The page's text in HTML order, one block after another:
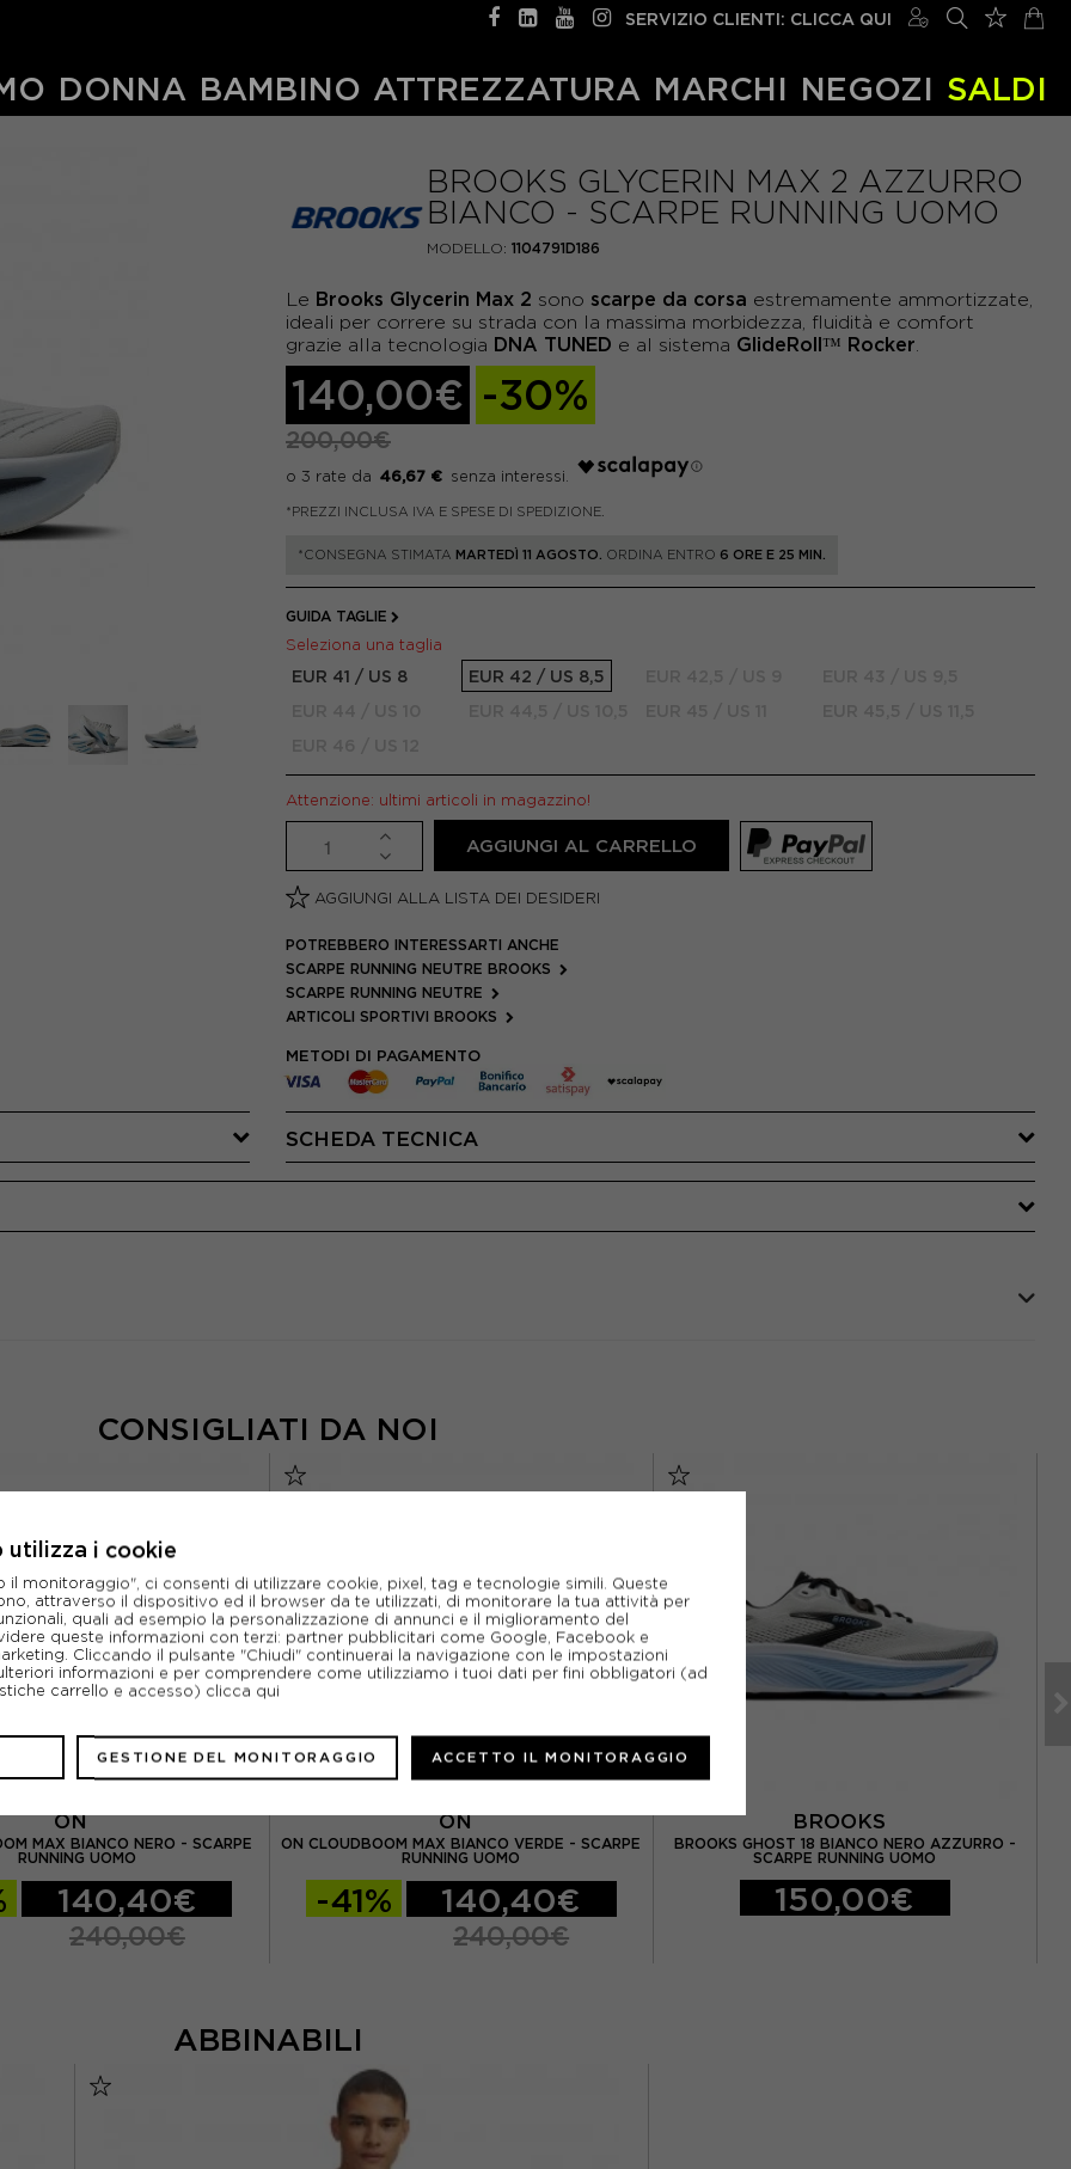
SERVIZIO CLIENTI: CLICCA QUI
DONNA BAMBINO ATTREZZATURA MARCHI NEGOZI SALDI
BROOKS GLYCERIN MAX 2 AZZURRO
BIANCO - SCARPE RUNNING UOMO
MODELLO: 1104791D186
Le Brooks Glycerin Max 2 sono scarpe da corsa estremamente ammortizzate,
ideali per correre su strada con la massima morbidezza, fluidità e comfort
grazie alla tecnologia DNA TUNED e al sistema GlideRoll™ Rocker
140,00€ -30%
200,00€
46,67 €
*PREZZI INCLUSA IVA E SPESE DI SPEDIZIONE.
*CONSEGNA STIMATA MARTEDÌ 11 AGOSTO. ORDINA ENTRO 6 ORE E 25 MIN.
GUIDA TAGLIE
Seleziona una taglia
EUR 41 / US 8 EUR 42 / US 8,5
Attenzione: ultimi articoli in magazzino!
AGGIUNGI AL CARRELLO
AGGIUNGI ALLA LISTA DEI DESIDERI
POTREBBERO INTERESSARTI ANCHE
SCARPE RUNNING NEUTRE BROOKS
SCARPE RUNNING NEUTRE
ARTICOLI SPORTIVI BROOKS
METODI DI PAGAMENTO
SCHEDA TECNICA
CONSIGLIATI DA NOI
ON
MAX BIANCO NERO - SCARPE
RUNNING UOMO
140,40€
240,00€
ON
ON CLOUDBOOM MAX BIANCO VERDE - SCARPE
RUNNING UOMO
-41% 140,40€
240,00€
BROOKS
BROOKS GHOST 18 BIANCO NERO AZZURRO -
SCARPE RUNNING UOMO
150,00€
ABBINABILI
utilizza i cookie
il monitoraggio", ci consenti di utilizzare cookie, pixel, tag e tecnologie simili. Queste
attraverso il dispositivo ed il browser da te utilizzati, di monitorare la tua attività per
quali ad esempio la personalizzazione di annunci e il miglioramento del
queste informazioni con terzi: partner pubblicitari come Google, Facebook e
Cliccando il pulsante "Chiudi" continuerai la navigazione con le impostazioni
informazioni e per comprendere come utilizziamo i tuoi dati per fini obbligatori (ad
carrello e accesso) clicca qui
GESTIONE DEL MONITORAGGIO ACCETTO IL MONITORAGGIO